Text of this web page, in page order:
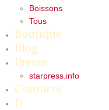
Boissons
Tous
Boutique
Blog
Presse
starpress.info
Contacts
fr